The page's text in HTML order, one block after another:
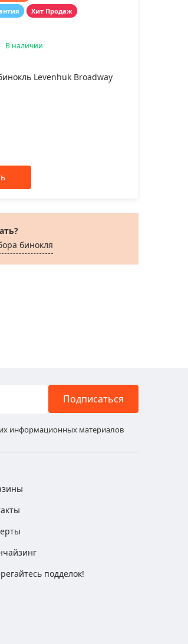
Хит Продаж
В наличии
Levenhuk Broadway
бинокля
Подписаться
информационных материалов
подделок!